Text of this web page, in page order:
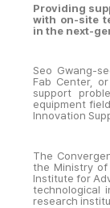
Providing
with on-site
in the next-
Seo Gwang-
Fab Center,
support
equipment
Innovation
The
the Ministry of
Institute for
technological
research